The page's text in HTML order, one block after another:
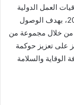
العمل الدولية
وإعلاناتها ، فضلا عن مستهدفات رؤية مصر 2030، بهدف الوصول
من خلال مجموعة من
على تعزيز حوكمة
الوقاية والسلامة